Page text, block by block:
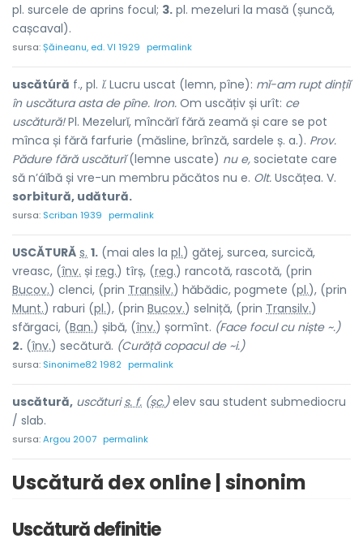
pl. surcele de aprins focul; 3. pl. mezeluri la masă (șuncă,
cașcaval).
sursa:Șăineanu, ed. VI 1929 permalink
uscătúră f., pl. ĭ. Lucru uscat (lemn, pîne): mĭ-am rupt dințiĭ
în uscătura asta de pîne. Iron. Om uscățiv și urît: ce
uscătură!Pl. Mezelurĭ, mîncărĭ fără zeamă și care se pot
mînca și fără farfurie (măsline, brînză, sardele ș. a.). Prov.
Pădure fără uscăturĭ(lemne uscate) nu e, societate care
să n’áĭbă și vre-un membru păcătos nu e. Olt. Uscățea. V.
sorbitură, udătură.
sursa: Scriban 1939 permalink
USCĂTURĂ s. 1. (mai ales la pl.) gătej, surcea, surcică,
vreasc, (înv. și reg.) tîrș, (reg.) rancotă, rascotă, (prin
Bucov.) clenci, (prin Transilv.) hăbădic, pogmete (pl.), (prin
Munt.) raburi (pl.), (prin Bucov.) selniță, (prin Transilv.)
sfărgaci, (Ban.) șibă, (înv.) șormînt. (Face focul cu niște ~.)
2. (înv.) secătură. (Curăță copacul de ~i.)
sursa: Sinonime82 1982 permalink
uscătură, uscăturis. f. (șc.)elev sau student submediocru
/ slab.
sursa:Argou 2007 permalink
Uscătură dex online | sinonim
Uscătură definitie